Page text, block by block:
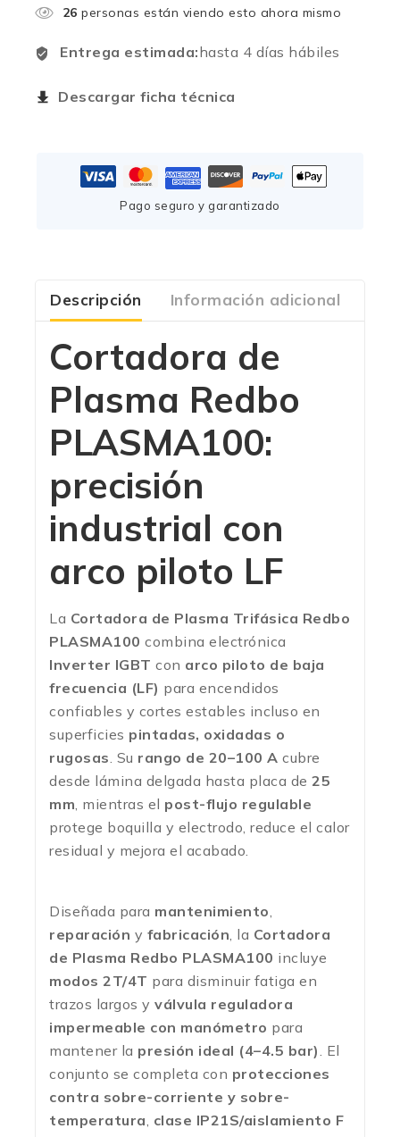
26 personas están viendo esto ahora mismo
Entrega estimada:hasta 4 días hábiles
Descargar ficha técnica
Pago seguro y garantizado
Descripción Información adicional
Cortadora de
Plasma Redbo
PLASMA100:
precisión
industrial con
arco piloto LF
La Cortadora de Plasma Trifásica Redbo
PLASMA100 combina electrónica
Inverter IGBT con arco piloto de baja
frecuencia (LF) para encendidos
confiables y cortes estables incluso en
superficies pintadas, oxidadas o
rugosas. Su rango de 20–100 A cubre
desde lámina delgada hasta placa de 25
mm, mientras el post-flujo regulable
protege boquilla y electrodo, reduce el calor
residual y mejora el acabado.
Diseñada para mantenimiento,
reparación y fabricación, la Cortadora
de Plasma Redbo PLASMA100 incluye
modos 2T/4T para disminuir fatiga en
trazos largos y válvula reguladora
impermeable con manómetro para
mantener la presión ideal (4–4.5 bar). El
conjunto se completa con protecciones
contra sobre-corriente y sobre-
temperatura, clase IP21S/aislamiento F